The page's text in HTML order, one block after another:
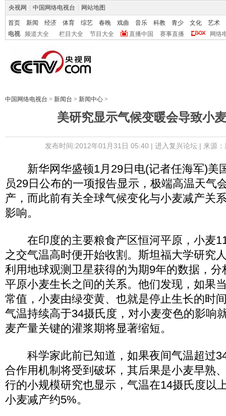
央视网 中国网络电视台 网站地图
首页 新闻 经济 体育 综艺 春晚 戏曲 音乐 科教 青少 文化
艺术
电视
频道大全 栏目大全 节目大全 直播中国 赛事直播 网络
中国网络电视台 > 新闻台 > 新闻中心 >
美研究显示气候变暖会导致小
发布时间:2012年01月31日 05:40 | 进入复兴论坛| 来源
新华网华盛顿1月29日电(记者任海军)美
员29日公布的一项报告显示，极端高温天气
产，而此前有关全球气候变化与小麦减产关
影响。
在印度的主要粮食产区恒河平原，小麦
之交气温高时便开始收割。斯坦福大学研究
利用地球观测卫星获得的为期9年的数据，
平原小麦生长之间的关系。他们发现，如果
常值，小麦由绿变黄、也就是停止生长的时
气温持续高于34摄氏度，对小麦变色的影响
麦产量关键的灌浆期将显著缩短。
科学家此前已知道，如果夜间气温超过
合作用机制将受到破坏，其后果是小麦早熟
行的小规模研究也显示，气温在14摄氏度以
小麦减产约5%。